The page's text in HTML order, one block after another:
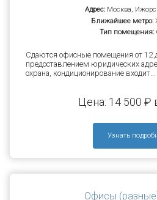
Адрес: Москва,
Ближайшее метро:
Тип помещения:
Сдаются офисные помещения от 12
предоставлением юридических
охрана, кондиционирование входит...
Цена: 14 500 ₽
Узнать
Офисы